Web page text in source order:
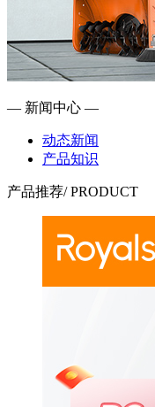
— 新闻中心 —
动态新闻
产品知识
产品推荐/ PRODUCT